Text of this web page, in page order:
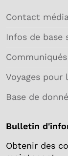
Contact
Infos de base
Voyages pour
Base de
Bulletin
Obtenir des